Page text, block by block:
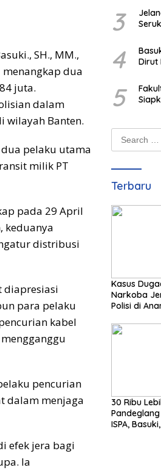
SH., MM.,
dua
juta.
dalam
wilayah Banten.
pelaku utama
milik PT
pada 29 April
keduanya
distribusi
diapresiasi
para pelaku
kabel
pencurian
dalam menjaga
efek jera bagi
Ia
3
4
Dirut
5
Search
for:
Terbaru
Kasus
Narkoba
Polisi di
Hukum
30 Ribu
ISPA,